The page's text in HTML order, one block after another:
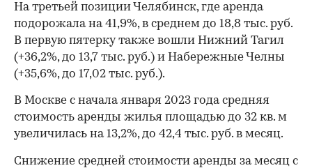
На третьей позиции Челябинск, где аренда
подорожала на 41,9%, в среднем до 18,8 тыс. руб.
В первую пятерку также вошли Нижний Тагил
(+36,2%, до 13,7 тыс. руб.) и Набережные Челны
(+35,6%, до 17,02 тыс. руб.).
В Москве с начала января 2023 года средняя
стоимость аренды жилья площадью до 32 кв. м
увеличилась на 13,2%, до 42,4 тыс. руб. в месяц.
Снижение средней стоимости аренды за месяц с